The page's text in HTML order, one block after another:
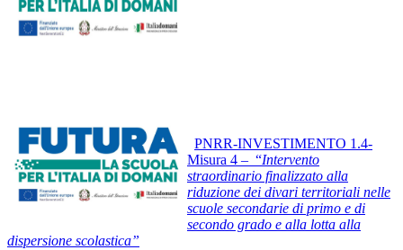
PNRR-INVESTIMENTO 1.4-
Misura 4 – “Intervento
straordinario finalizzato alla
riduzione dei divari territoriali nelle
scuole secondarie di primo e di
secondo grado e alla lotta alla
dispersione scolastica”